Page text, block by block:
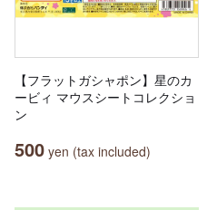
【フラットガシャポン】星のカ
ービィ マウスシートコレクショ
ン
500 yen (tax included)